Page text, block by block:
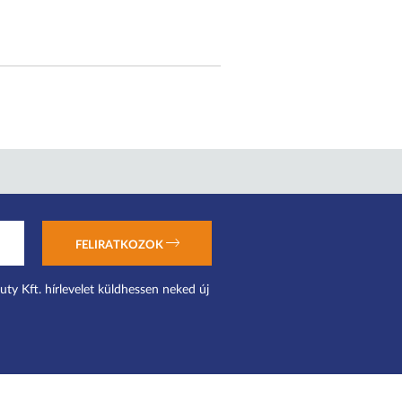
FELIRATKOZOK
Kft. hírlevelet küldhessen neked új